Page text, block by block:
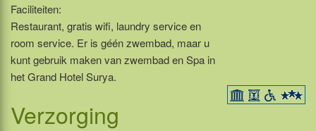
Faciliteiten:
Restaurant, gratis wifi, laundry service en
room service. Er is géén zwembad, maar u
kunt gebruik maken van zwembad en Spa in
het Grand Hotel Surya.
Verzorging